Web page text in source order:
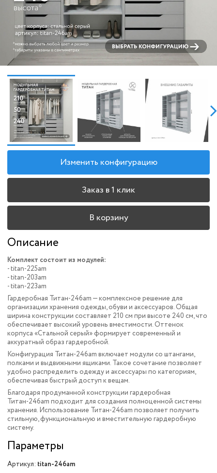
Изменить конфигурацию
Заказ в 1 клик
В корзину
Описание
Комплект состоит из модулей:
- titan-225am
- titan-203am
- titan-223am
Гардеробная Титан-246am — комплексное решение для
организации хранения одежды, обуви и аксессуаров. Общая
ширина конструкции составляет 210 см при высоте 240 см, что
обеспечивает высокий уровень вместимости. Оттенок
корпуса «Cтальной серый» формирует современный и
аккуратный образ гардеробной.
Конфигурация Титан-246am включает модули со штангами,
полками и выдвижными ящиками. Такое сочетание позволяет
удобно распределить одежду и аксессуары по категориям,
обеспечивая быстрый доступ к вещам.
Благодаря продуманной конструкции гардеробная
Титан-246am подходит для создания полноценной системы
хранения. Использование Титан-246am позволяет получить
стильную, функциональную и вместительную гардеробную
систему.
Параметры
Артикул: titan-246am